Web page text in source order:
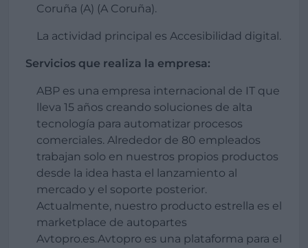
Coruña (A) (A Coruña).
La actividad principal es Accesibilidad digital.
Servicios que realiza la empresa:
ABP es una empresa internacional de IT que
lleva 15 años creando soluciones de alta
tecnología para automatizar procesos
comerciales. Alrededor de 80 empleados
trabajan solo en nuestros propios productos
desde la idea hasta el lanzamiento al
mercado y el soporte posterior.
Actualmente, nuestro producto estrella es el
marketplace de autopartes
Avtopro.es.Avtopro es una plataforma para el